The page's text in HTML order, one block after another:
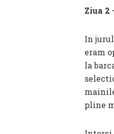
Ziua 2
In
eram
la
pline